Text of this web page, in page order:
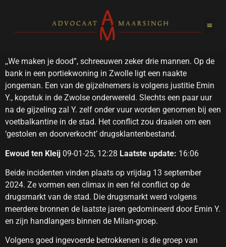
,,We maken je dood”, schreeuwen zeker drie mannen. Op de
bank in een portiekwoning in Zwolle ligt een naakte
jongeman. Een van de gijzelnemers is volgens justitie Emin
Y., kopstuk in de Zwolse onderwereld. Slechts een paar uur
na de gijzeling zal Y. zelf onder vuur worden genomen bij een
voetbalkantine in de stad. Het conflict zou draaien om een
‘gestolen en doorverkocht’ drugsklantenbestand.
Ewoud ten Kleij 09-01-25, 12:28 Laatste update: 16:06
Beide incidenten vinden plaats op vrijdag 13 september
2024. Ze vormen een climax in een fel conflict op de
drugsmarkt van de stad. Die drugsmarkt werd volgens
meerdere bronnen de laatste jaren gedomineerd door Emin Y.
en zijn handlangers binnen de Milan-groep.
Volgens goed ingevoerde betrokkenen is die groep van